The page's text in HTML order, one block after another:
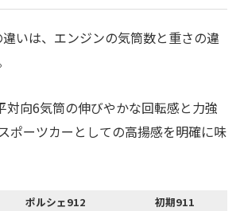
いは、エンジンの気筒数と重さの違
対向6気筒の伸びやかな回転感と力強
ポーツカーとしての高揚感を明確に味
ポルシェ912
初期911